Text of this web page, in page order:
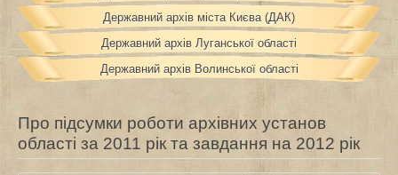
Державний архів міста Києва (ДАК)
Державний архів Луганської області
Державний архів Волинської області
Про підсумки роботи архівних установ
області за 2011 рік та завдання на 2012 рік